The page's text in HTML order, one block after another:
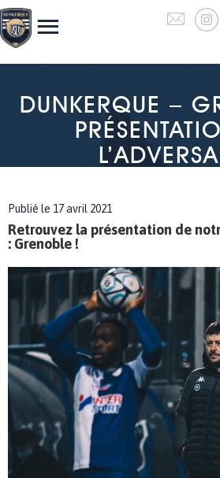
DUNKERQUE –
Publié le 17 avril 2021
Retrouvez la présentation de
: Grenoble !